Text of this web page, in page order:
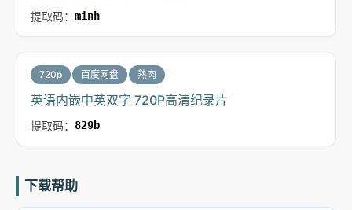
提取码： minh
720p 百度网盘 熟肉
英语内嵌中英双字 720P高清纪录片
提取码： 829b
下载帮助